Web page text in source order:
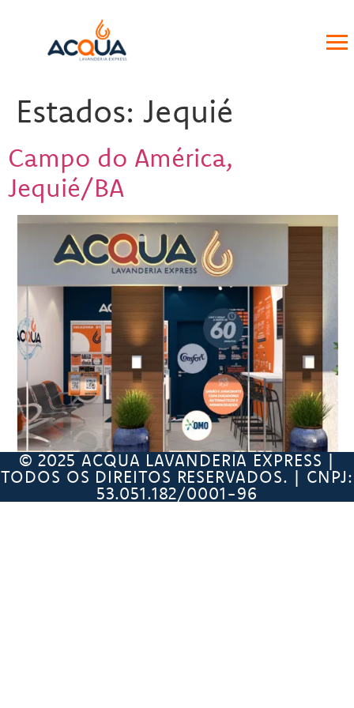
Estados: Jequié
Campo do América,
Jequié/BA
© 2025 ACQUA LAVANDERIA EXPRESS |
TODOS OS DIREITOS RESERVADOS. | CNPJ:
53.051.182/0001-96